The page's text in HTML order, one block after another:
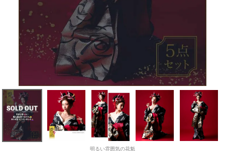
明るい雰囲気の花魁